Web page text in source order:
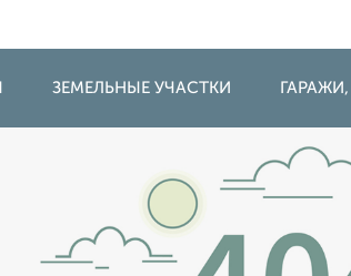
ЗЕМЕЛЬНЫЕ УЧАСТКИ